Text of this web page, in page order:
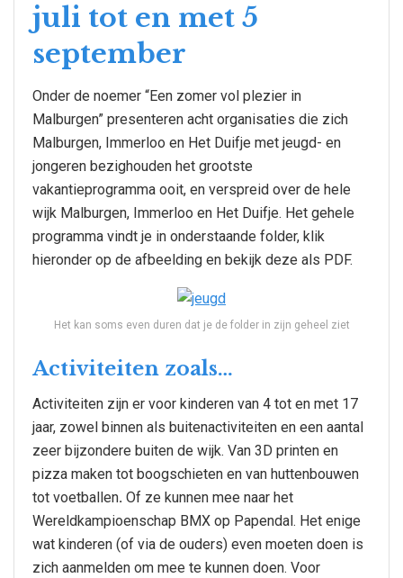
juli tot en met 5
september
Onder de noemer “Een zomer vol plezier in
Malburgen” presenteren acht organisaties die zich
Malburgen, Immerloo en Het Duifje met jeugd- en
jongeren bezighouden het grootste
vakantieprogramma ooit, en verspreid over de hele
wijk Malburgen, Immerloo en Het Duifje. Het gehele
programma vindt je in onderstaande folder, klik
hieronder op de afbeelding en bekijk deze als PDF.
Het kan soms even duren dat je de folder in zijn geheel ziet
Activiteiten zoals…
Activiteiten zijn er voor kinderen van 4 tot en met 17
jaar, zowel binnen als buitenactiviteiten en een aantal
zeer bijzondere buiten de wijk. Van 3D printen en
pizza maken tot boogschieten en van huttenbouwen
tot voetballen. Of ze kunnen mee naar het
Wereldkampioenschap BMX op Papendal. Het enige
wat kinderen (of via de ouders) even moeten doen is
zich aanmelden om mee te kunnen doen. Voor